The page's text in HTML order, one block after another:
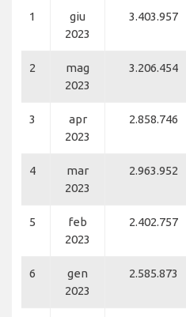
1
giu
2023
3.403.957
2
mag
2023
3.206.454
3
apr
2023
2.858.746
4
mar
2023
2.963.952
5
feb
2023
2.402.757
6
gen
2023
2.585.873